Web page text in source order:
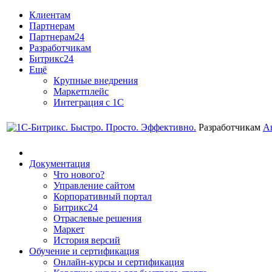
Клиентам
Партнерам
Партнерам24
Разработчикам
Битрикс24
Ещё
Крупные внедрения
Маркетплейс
Интеграция с 1С
Разработчикам
Документация
Что нового?
Управление сайтом
Корпоративный портал
Битрикс24
Отраслевые решения
Маркет
История версий
Обучение и сертификация
Онлайн-курсы и сертификация